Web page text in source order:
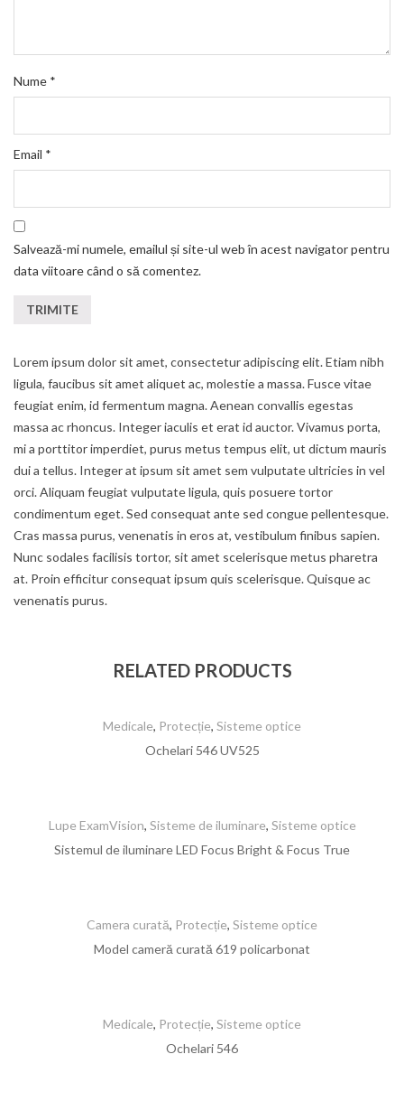
Nume *
Email *
Salvează-mi numele, emailul și site-ul web în acest navigator pentru
data viitoare când o să comentez.
Lorem ipsum dolor sit amet, consectetur adipiscing elit. Etiam nibh
ligula, faucibus sit amet aliquet ac, molestie a massa. Fusce vitae
feugiat enim, id fermentum magna. Aenean convallis egestas
massa ac rhoncus. Integer iaculis et erat id auctor. Vivamus porta,
mi a porttitor imperdiet, purus metus tempus elit, ut dictum mauris
dui a tellus. Integer at ipsum sit amet sem vulputate ultricies in vel
orci. Aliquam feugiat vulputate ligula, quis posuere tortor
condimentum eget. Sed consequat ante sed congue pellentesque.
Cras massa purus, venenatis in eros at, vestibulum finibus sapien.
Nunc sodales facilisis tortor, sit amet scelerisque metus pharetra
at. Proin efficitur consequat ipsum quis scelerisque. Quisque ac
venenatis purus.
RELATED PRODUCTS
Medicale, Protecție, Sisteme optice
Ochelari 546 UV525
Lupe ExamVision, Sisteme de iluminare, Sisteme optice
Sistemul de iluminare LED Focus Bright & Focus True
Camera curată, Protecție, Sisteme optice
Model cameră curată 619 policarbonat
Medicale, Protecție, Sisteme optice
Ochelari 546